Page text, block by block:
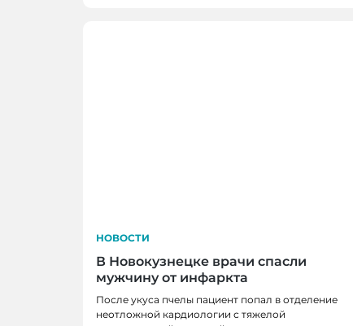
НОВОСТИ
В Новокузнецке врачи спасли
мужчину от инфаркта
После укуса пчелы пациент попал в отделение
неотложной кардиологии с тяжелой